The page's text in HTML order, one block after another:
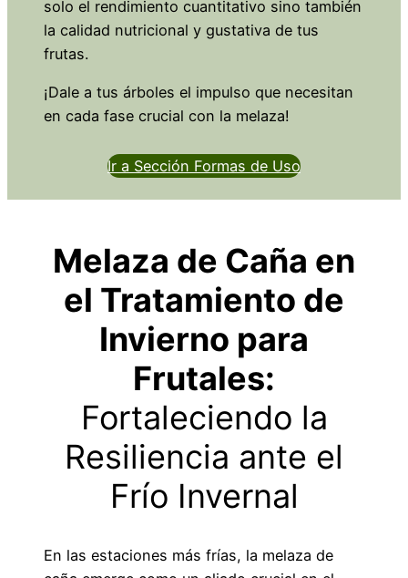
solo el rendimiento cuantitativo sino también
la calidad nutricional y gustativa de tus
frutas.
¡Dale a tus árboles el impulso que necesitan
en cada fase crucial con la melaza!
Ir a Sección Formas de Uso
Melaza de Caña en
el Tratamiento de
Invierno para
Frutales:
Fortaleciendo la
Resiliencia ante el
Frío Invernal
En las estaciones más frías, la melaza de